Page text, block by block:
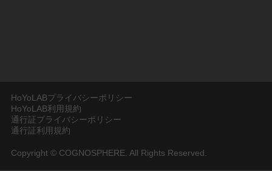
HoYoLABプライバシーポリシー
HoYoLAB利用規約
通行証プライバシーポリシー
通行証利用規約
Copyright © COGNOSPHERE. All Rights Reserved.